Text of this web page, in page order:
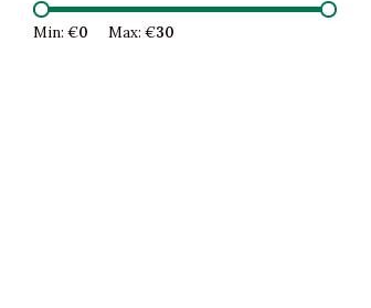
Min: €0 Max: €30